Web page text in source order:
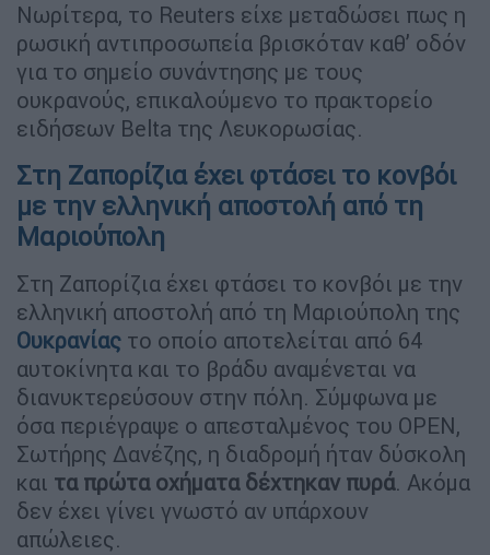
Νωρίτερα, το Reuters είχε μεταδώσει πως η
ρωσική αντιπροσωπεία βρισκόταν καθ’ οδόν
για το σημείο συνάντησης με τους
ουκρανούς, επικαλούμενο το πρακτορείο
ειδήσεων Belta της Λευκορωσίας.
Στη Ζαπορίζια έχει φτάσει το κονβόι
με την ελληνική αποστολή από τη
Μαριούπολη
Στη Ζαπορίζια έχει φτάσει το κονβόι με την
ελληνική αποστολή από τη Μαριούπολη της
Ουκρανίας το οποίο αποτελείται από 64
αυτοκίνητα και το βράδυ αναμένεται να
διανυκτερεύσουν στην πόλη. Σύμφωνα με
όσα περιέγραψε ο απεσταλμένος του OPEN,
Σωτήρης Δανέζης, η διαδρομή ήταν δύσκολη
και τα πρώτα οχήματα δέχτηκαν πυρά. Ακόμα
δεν έχει γίνει γνωστό αν υπάρχουν
απώλειες.